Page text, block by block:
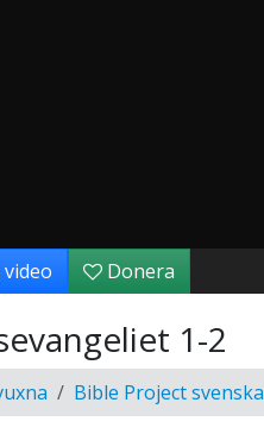
video Donera
1-2
Bible Project svenska